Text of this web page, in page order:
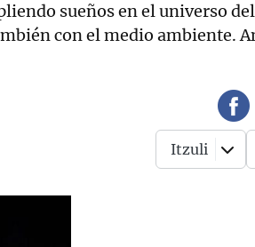
sueños en el universo
con el medio ambiente.
Itzuli